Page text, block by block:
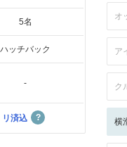
5名
ハッチバック
-
リ済込
オ
ア
ク
横